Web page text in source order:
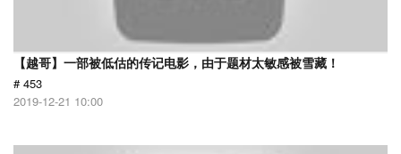
【越哥】一部被低估的传记电影，由于题材太敏感被雪藏！
# 453
2019-12-21 10:00